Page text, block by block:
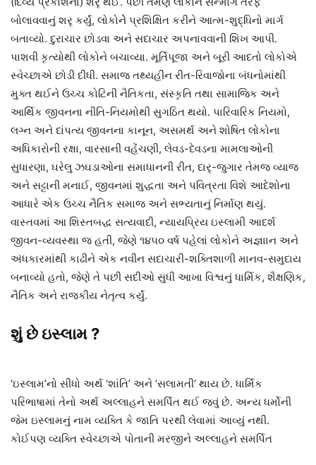
બોલાવવાનું શરૃ કર્યું, લોકોનેે પ્રશિક્ષિત કરીને આત્મ-શુદ્ધિનો માર્ગ
બતાવ્યો. દુરાચાર છોડવા અને સદાચાર અપનાવવાની શિખ આપી.
પાશવી કૃત્યોથી લોકોને બચાવ્યા. મૂર્તિપૂજા અને બૂરી આદતો લોકોએ
સ્વેચ્છાએ છોડી દીધી. સમાજ તથ્યહીન રીત-રિવાજોના બંધનોમાંથી
મુક્ત થઈને ઉચ્ચ કોટિની નૈતિકતા, સંસ્કૃતિ તથા સામાજિક અને
આર્થિક જીવનના નીતિ-નિયમોથી સુગઠિત થયો. પારિવારિક નિયમો,
લગ્ન અને દાંપત્ય જીવનના કાનૂન, અસમર્થ અને શોષિત લોકોના
અધિકારોની રક્ષા, વારસાની વહેંચણી, લેવડ-દેવડના મામલાઓની
સુધારણા, ઘરેલુ ઝઘડાઓના સમાધાનની રીત, દારૃ-જુગાર તેમજ વ્યાજ
અને સટ્ટાની મનાઈ, જીવનમાં શુદ્ધતા અને પવિત્રતા વિશે આદેશોના
આધારે એક ઉચ્ચ નૈતિક સમાજ અને સભ્યતાનું નિર્માણ થયું.
વાસ્તવમાં આ શિસ્તબદ્ધ સત્યવાદી, ન્યાયપ્રિય ઇસ્લામી આદર્શ
જીવન-વ્યવસ્થા જ હતી, જેણે ૧૪૫૦ વર્ષ પહેલાં લોકોને અજ્ઞાાન અને
અંધકારમાંથી કાઢીને એક નવીન સદાચારી-શક્તિશાળી માનવ-સમુદાય
બનાવ્યો હતો, જેણે તે પછી સદીઓ સુધી આખા વિશ્વનું ધાર્મિક, શૈક્ષણિક,
નૈતિક અને રાજકીય નેતૃત્વ કર્યું.
શું છે ઇસ્લામ ?
‘ઇસ્લામ’નો સીધો અર્થ ‘શાંતિ’ અને ‘સલામતી’ થાય છે. ધાર્મિક
પરિભાષામાં તેનો અર્થ અલ્લાહને સમર્પિત થઈ જવું છે. અન્ય ધર્મોની
જેમ ઇસ્લામનું નામ વ્યક્તિ કે જાતિ પરથી લેવામાં આવ્યું નથી.
કોઈપણ વ્યક્તિ સ્વેચ્છાએ પોતાની મરજીને અલ્લાહને સમર્પિત